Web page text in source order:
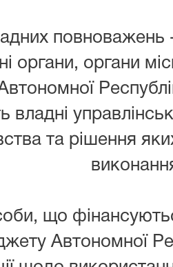
повноважень
органи, органи
владні
та рішення
що
Автономної